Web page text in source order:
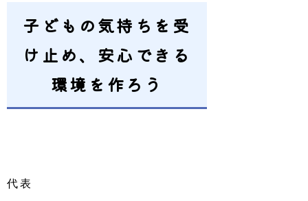
子どもの気持ちを受
け止め、安心できる
環境を作ろう